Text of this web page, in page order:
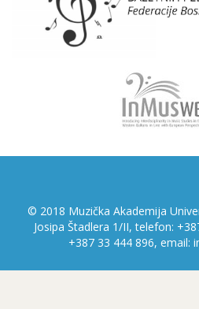
© 2018 Muzička Akademija
Josipa Štadlera 1/II, telefon:
+387 33 444 896, email: